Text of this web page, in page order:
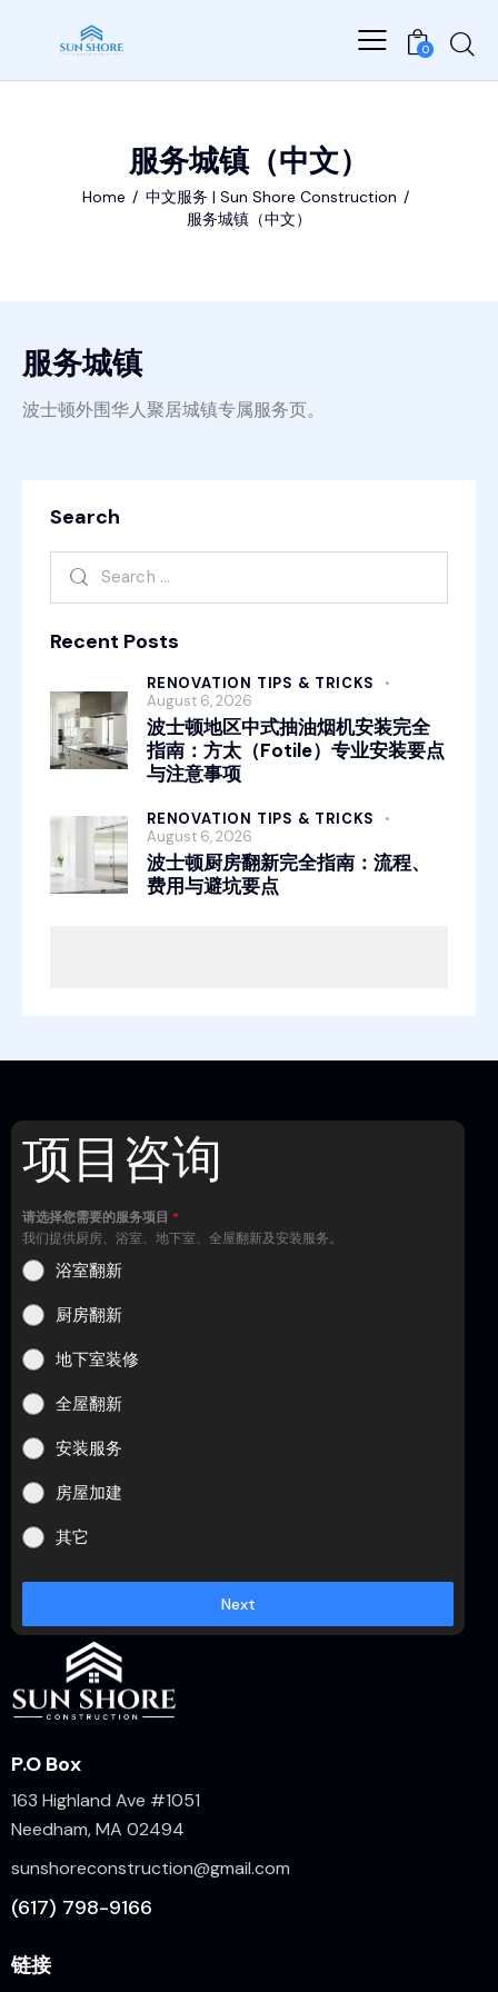
0
服务城镇（中文）
Home
中文服务 | Sun Shore Construction
服务城镇（中文）
服务城镇
波士顿外围华人聚居城镇专属服务页。
Search
Recent Posts
RENOVATION TIPS & TRICKS
August 6, 2026
波士顿地区中式抽油烟机安装完全
指南：方太（Fotile）专业安装要点
与注意事项
RENOVATION TIPS & TRICKS
August 6, 2026
波士顿厨房翻新完全指南：流程、
费用与避坑要点
项目咨询
请选择您需要的服务项目 *
我们提供厨房、浴室、地下室、全屋翻新及安装服务。
浴室翻新
厨房翻新
地下室装修
全屋翻新
安装服务
房屋加建
其它
Next
P.O Box
163 Highland Ave #1051
Needham, MA 02494
sunshoreconstruction@gmail.com
(617) 798-9166
链接